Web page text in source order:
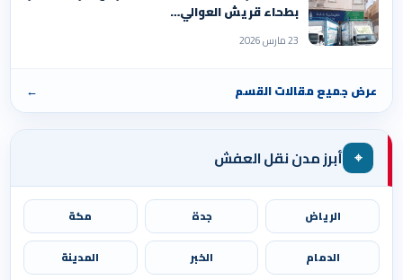
بطحاء قريش العوالي…
23 مارس 2026
عرض جميع مقالات القسم ←
⌖ أبرز مدن نقل العفش
الرياض جدة مكة
الدمام الخبر المدينة